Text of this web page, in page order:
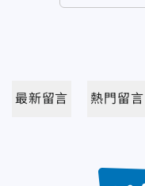
最新留言 熱門留言